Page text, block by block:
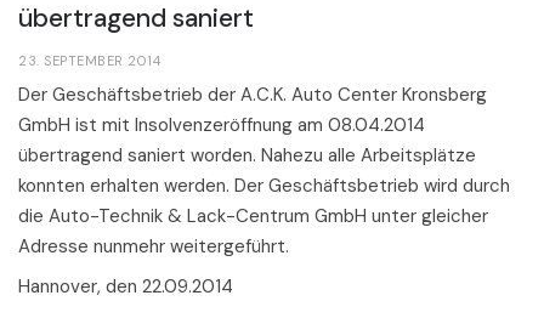
übertragend saniert
23. SEPTEMBER 2014
Der Geschäftsbetrieb der A.C.K. Auto Center Kronsberg
GmbH ist mit Insolvenzeröffnung am 08.04.2014
übertragend saniert worden. Nahezu alle Arbeitsplätze
konnten erhalten werden. Der Geschäftsbetrieb wird durch
die Auto-Technik & Lack-Centrum GmbH unter gleicher
Adresse nunmehr weitergeführt.
Hannover, den 22.09.2014